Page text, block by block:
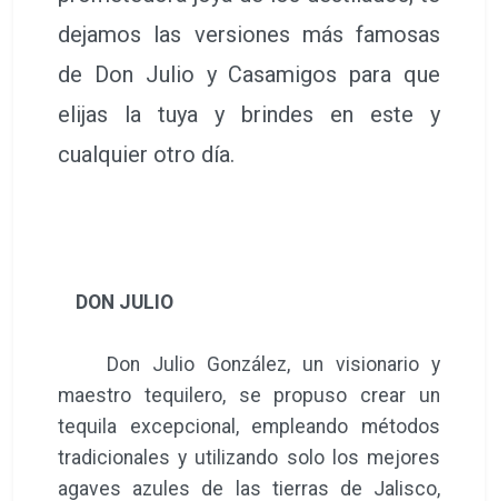
dejamos las versiones más famosas
de Don Julio y Casamigos para que
elijas la tuya y brindes en este y
cualquier otro día.
DON JULIO
Don Julio González, un visionario y
maestro tequilero, se propuso crear un
tequila excepcional, empleando métodos
tradicionales y utilizando solo los mejores
agaves azules de las tierras de Jalisco,